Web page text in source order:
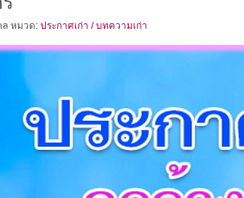
ล หมวด: ประกาศเก่า / บทความเก่า